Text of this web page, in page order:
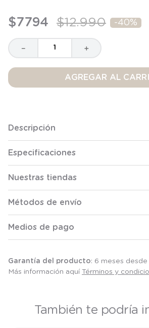
$7794 $12.990 -40%
＋
－
AGREGAR AL
Descripción
Especificaciones
Nuestras tiendas
Métodos de envío
Medios de pago
Garantía del producto: 6 meses
Más información aquí Términos y
También te podría